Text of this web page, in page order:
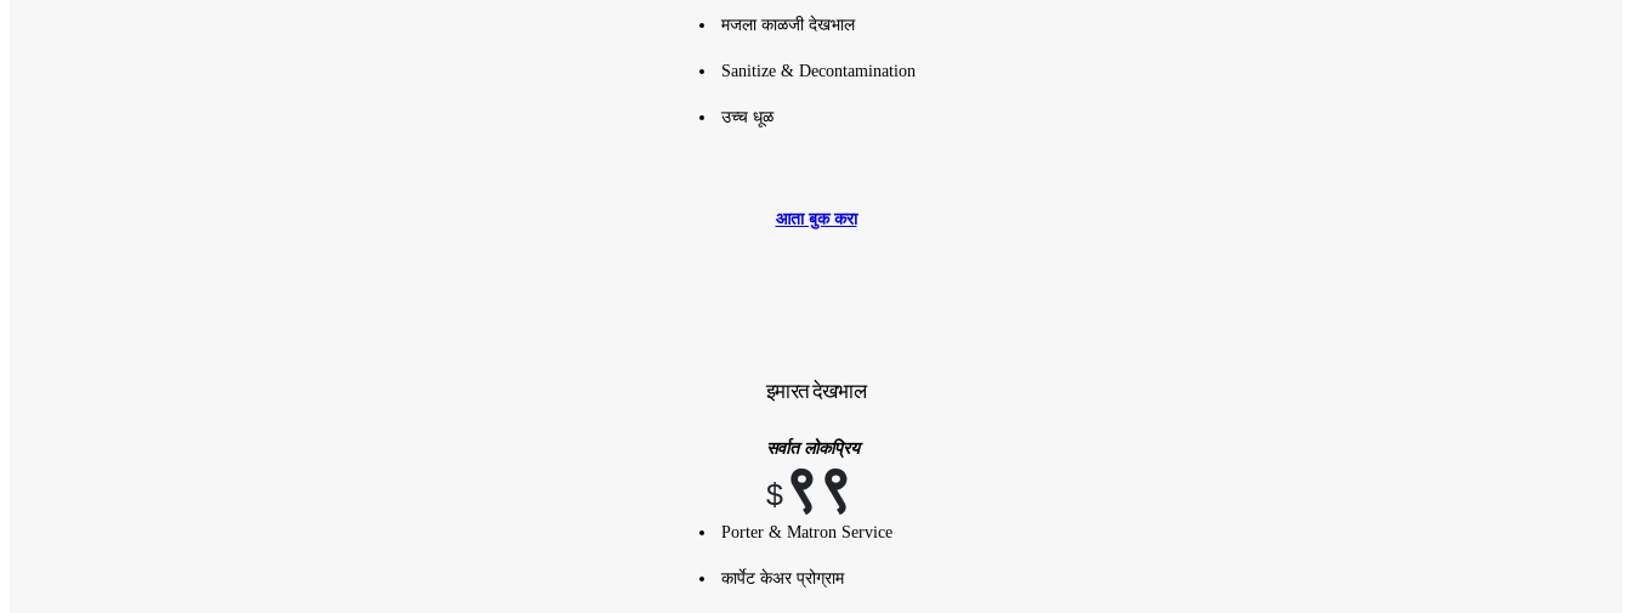
आता बुक करा
मजला काळजी देखभाल
Sanitize & Decontamination
उच्च धूळ
इमारत देखभाल
सर्वात लोकप्रिय
$ ९९
Porter & Matron Service
कार्पेट केअर प्रोग्राम